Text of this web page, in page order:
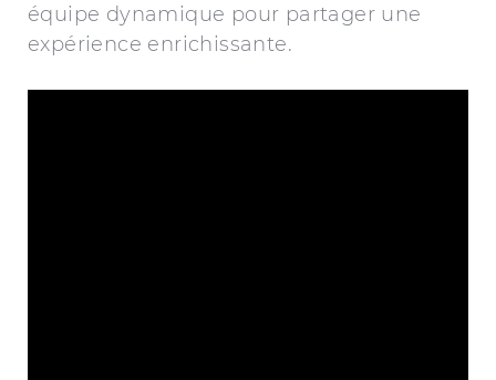
équipe dynamique pour partager une
expérience enrichissante.